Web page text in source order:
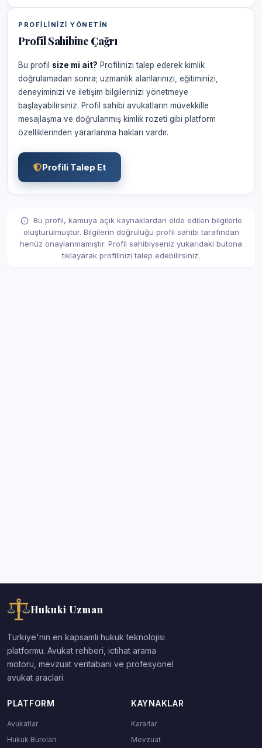
PROFILINIZI YÖNETIN
Profil Sahibine Çağrı
Bu profil size mi ait? Profilinizi talep ederek kimlik
doğrulamadan sonra; uzmanlık alanlarınızı, eğitiminizi,
deneyiminizi ve iletişim bilgilerinizi yönetmeye
başlayabilirsiniz. Profil sahibi avukatların müvekkille
mesajlaşma ve doğrulanmış kimlik rozeti gibi platform
özelliklerinden yararlanma hakları vardır.
Profili Talep Et
Bu profil, kamuya açık kaynaklardan elde edilen bilgilerle
oluşturulmuştur. Bilgilerin doğruluğu profil sahibi tarafından
henüz onaylanmamıştır. Profil sahibiyseniz yukarıdaki butona
tıklayarak profilinizi talep edebilirsiniz.
Hukuki Uzman
Turkiye'nin en kapsamli hukuk teknolojisi
platformu. Avukat rehberi, ictihat arama
motoru, mevzuat veritabani ve profesyonel
avukat araclari.
PLATFORM
Avukatlar
Hukuk Burolari
KAYNAKLAR
Kararlar
Mevzuat